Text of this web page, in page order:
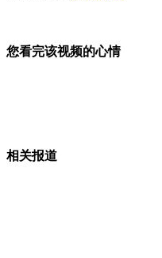
您看完该视频的心情
相关报道